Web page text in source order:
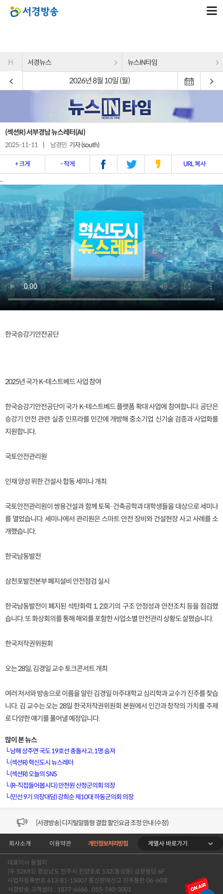
H 서경뉴스 뉴스IN타임
2026년 8월 10일 (월)
(섹션R) 서부경남 뉴스레터(AI)
2025-11-11 남경민 기자 (south)
+ 크게 - 작게 URL 복사
..
한국승강기안전공단
2025년 국가 K-테스트베드 사업 참여
한국승강기안전공단이 국가 K-테스트베드 플랫폼 확대 사업에 참여합니다. 공단은
승강기 안전 관련 실증 인프라를 민간에 개방해 중소기업 신기술 검증과 사업화를
지원합니다.
국토안전관리원
인재 양성 위한 건설사 합동 세미나 개최
국토안전관리원이 쌍용건설과 함께 토목·건축공학과 대학생들을 대상으로 세미나
를 열었습니다. 세미나에서 관리원은 스마트 안전 장비와 건설현장 사고 사례를 소
개했습니다.
한국남동발전
삼천포발전본부 폐지설비 안전점검 실시
한국남동발전이 폐지된 석탄화력 1, 2호기의 구조 안정성과 안전조치 등을 점검했
습니다. 또 화상회의를 통해 해외를 포함한 사업소별 안전관리 상황도 살폈습니다.
한국저작권위원회
오는 28일, 김경일 교수 토크콘서트 개최
여러 저서와 방송으로 이름을 알린 김경일 아주대학교 심리학과 교수가 진주를 찾습
니다. 김 교수는 오는 28일 한국저작권위원회 본원에서 인간과 창작의 가치를 주제
로 다양한 얘기를 풀어낼 예정입니다.
많이 본 뉴스
└남해 상주면 국도 19호선 충돌사고..1명 숨져
└(섹션R) 혁신도시 뉴스레터
└(섹션R) 오늘의 SNS
└(R-직접들어봅시다) 안천원 산청군의회 의장
└(민선 9기 의장대담) 강희순 제10대 하동군의회 의장
[VOD공지] 청춘초이스 이용금액 변경 안내
[서경방송] 일부 채널편성 변경 안내의 건 (7/22)
[서경방송] 디지털알뜰형 결합 할인요금 조정 안내 (수정)
[공지] 개인정보처리방침 (Ver2.15) 개정의 건 (7/1)
[서경방송] 일부 채널편성 변경 안내의 건 (7/1)
[VOD공지] 청춘초이스 이용금액 변경 안내
회사소개 이용약관 개인정보처리방침 계열사 바로가기
대표이사 윤철지
(우 52691) 경상남도 진주시 진양호로 532(동성동) 삼광빌딩 6F
사업자등록번호 613-81-15007 통신판매신고 진주통판 06-60호
서경방송 고객센터 : 1877-6666 , 055-740-3001